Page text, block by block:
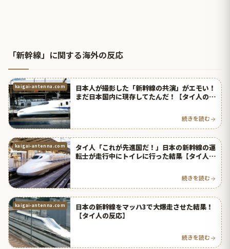
「新幹線」に関する海外の反応
kaigai-antenna.com
日本人が撮影した「新幹線の共演」がエモい！
まだ日本国内に現存してたんだ！【タイ人の反
続きを読む
kaigai-antenna.com
タイ人「これが先進国だ！」日本の新幹線の運
転士が走行中にトイレに行った結果【タイ人の
続きを読む
kaigai-antenna.com
日本の新幹線をマッハ3で大爆走させた結果！
【タイ人の反応】
続きを読む